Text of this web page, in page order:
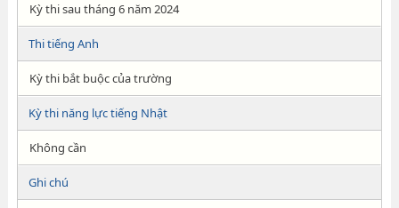
Kỳ thi sau tháng 6 năm 2024
Thi tiếng Anh
Kỳ thi bắt buộc của trường
Kỳ thi năng lực tiếng Nhật
Không cần
Ghi chú